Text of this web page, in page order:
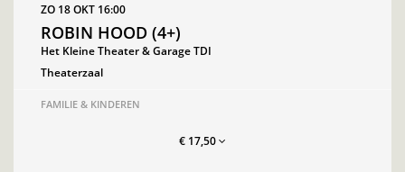
ROBIN HOOD (4+)
Het Kleine Theater & Garage TDI
ZO 18 OKT 16:00
Theaterzaal
FAMILIE & KINDEREN
€ 17,50